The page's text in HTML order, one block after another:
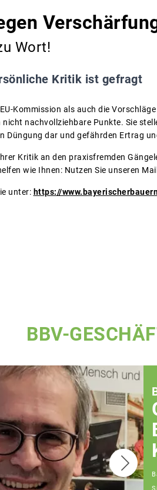
Wort!
Kritik ist gefragt
Kommission als auch die
nachvollziehbare Punkte. Sie
Düngung dar und gefährden Ertrag
Kritik an den praxisfremden
wie Ihnen: Nutzen Sie unseren
unter: https://
BBV-